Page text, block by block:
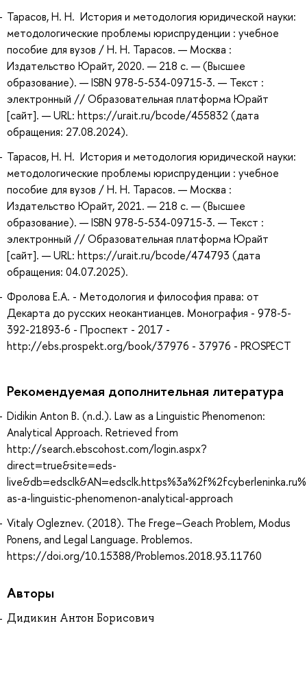
Тарасов, Н. Н. История и методология юридической науки:
методологические проблемы юриспруденции : учебное
пособие для вузов / Н. Н. Тарасов. — Москва :
Издательство Юрайт, 2020. — 218 с. — (Высшее
образование). — ISBN 978-5-534-09715-3. — Текст :
электронный // Образовательная платформа Юрайт
[сайт]. — URL: https://urait.ru/bcode/455832 (дата
обращения: 27.08.2024).
Тарасов, Н. Н. История и методология юридической науки:
методологические проблемы юриспруденции : учебное
пособие для вузов / Н. Н. Тарасов. — Москва :
Издательство Юрайт, 2021. — 218 с. — (Высшее
образование). — ISBN 978-5-534-09715-3. — Текст :
электронный // Образовательная платформа Юрайт
[сайт]. — URL: https://urait.ru/bcode/474793 (дата
обращения: 04.07.2025).
Фролова Е.А. - Методология и философия права: от
Декарта до русских неокантианцев. Монография - 978-5-
392-21893-6 - Проспект - 2017 -
http://ebs.prospekt.org/book/37976 - 37976 - PROSPECT
Рекомендуемая дополнительная литература
Didikin Anton B. (n.d.). Law as a Linguistic Phenomenon:
Analytical Approach. Retrieved from
http://search.ebscohost.com/login.aspx?
direct=true&site=eds-
as-a-linguistic-phenomenon-analytical-approach
Vitaly Ogleznev. (2018). The Frege–Geach Problem, Modus
Ponens, and Legal Language. Problemos.
https://doi.org/10.15388/Problemos.2018.93.11760
Авторы
Дидикин Антон Борисович